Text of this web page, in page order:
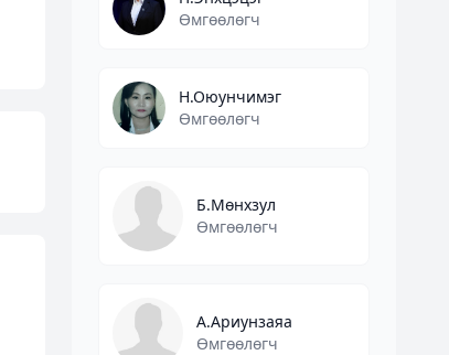
Өмгөөлөгч
Н.Оюунчимэг
Өмгөөлөгч
Б.Мөнхзул
Өмгөөлөгч
А.Ариунзаяа
Өмгөөлөгч